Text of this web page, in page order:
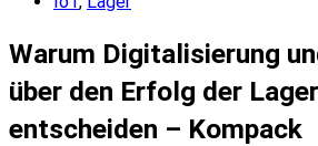
Warum Digitalisierung
über den Erfolg der
entscheiden – Kompack